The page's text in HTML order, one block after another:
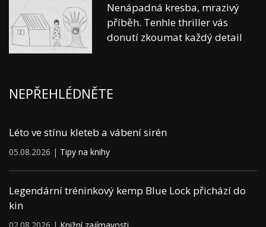
Nenápadná kresba, mrazivý
příběh. Tenhle thriller vás
donutí zkoumat každý detail
NEPŘEHLÉDNĚTE
Léto ve stínu kleteb a vábení sirén
05.08.2026 | Tipy na knihy
Legendární tréninkový kemp Blue Lock přichází do
kin